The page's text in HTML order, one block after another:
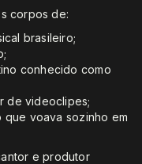
corpos de:
brasileiro;
conhecido como
de videoclipes;
que voava sozinho em
e produtor